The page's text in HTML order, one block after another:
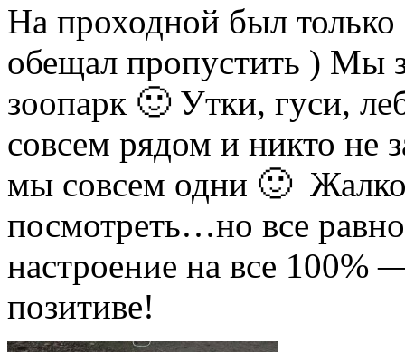
На проходной был
обещал пропустить ) Мы
зоопарк 🙂 Утки, гуси,
совсем рядом и никто не
мы совсем одни 🙂 Жалко
посмотреть…но все
настроение на все 100%
позитиве!